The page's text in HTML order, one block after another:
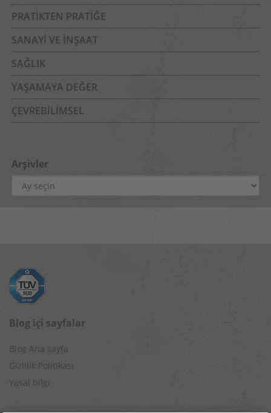
PRATIKTEN PRATIĞE
SANAYI VE İNŞAAT
SAĞLIK
YAŞAMAYA DEĞER
ÇEVREBILIMSEL
Arşivler
Arşivler
Blog içi sayfalar
Blog Ana sayfa
Gizlilik Politikası
Yasal bilgi